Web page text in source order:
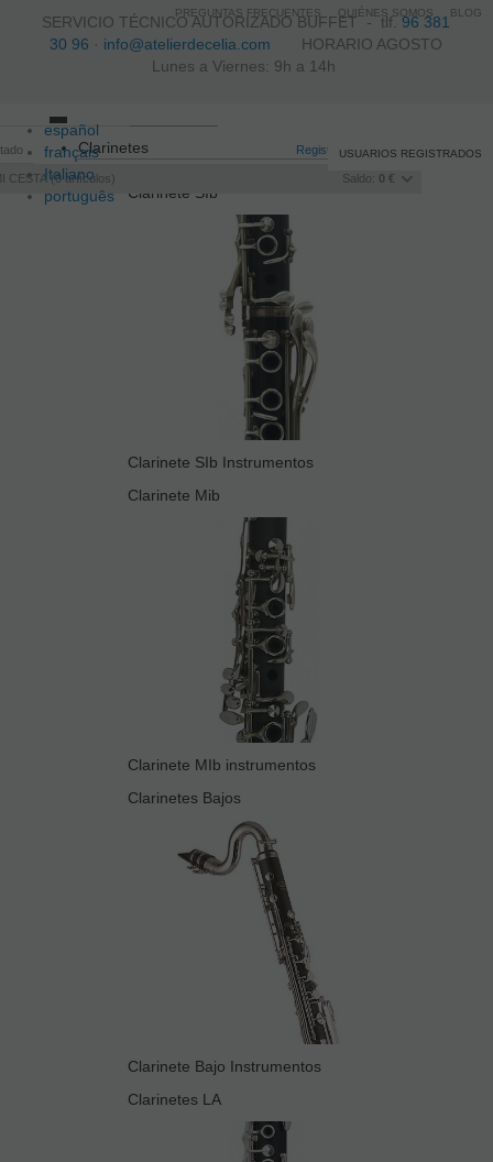
SERVICIO TÉCNICO AUTORIZADO BUFFET -tlf.96 381
30 96 · info@atelierdecelia.com HORARIO AGOSTO
Lunes a Viernes: 9h a 14h
español
français
Italiano
português
Registro /Iniciar sesión
CESTA 0artículos Saldo: 0 €
USUARIOS REGISTRADOS
Toggle
navigation
Clarinetes
Clarinete SIb
Clarinete SIb Instrumentos
Clarinete Mib
Clarinete MIb instrumentos
Clarinetes Bajos
Clarinete Bajo Instrumentos
Clarinetes LA
PREGUNTAS FRECUENTES QUIÉNES SOMOS BLOG